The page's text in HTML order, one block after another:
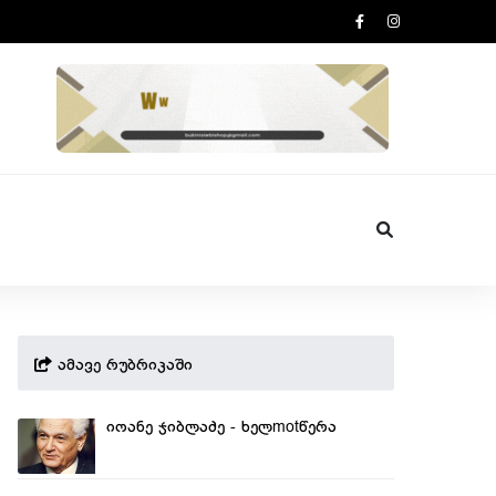
ამავე რუბრიკაში
იოანე ჯიბლაძე - ხელmotწერა